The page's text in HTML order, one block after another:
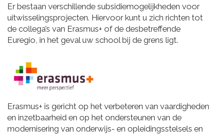
Er bestaan verschillende subsidiemogelijkheden voor
uitwisselingsprojecten. Hiervoor kunt u zich richten tot
de collega’s van Erasmus+ of de desbetreffende
Euregio, in het geval uw school bij de grens ligt.
Erasmus+ is gericht op het verbeteren van vaardigheden
en inzetbaarheid en op het ondersteunen van de
modernisering van onderwijs- en opleidingsstelsels en